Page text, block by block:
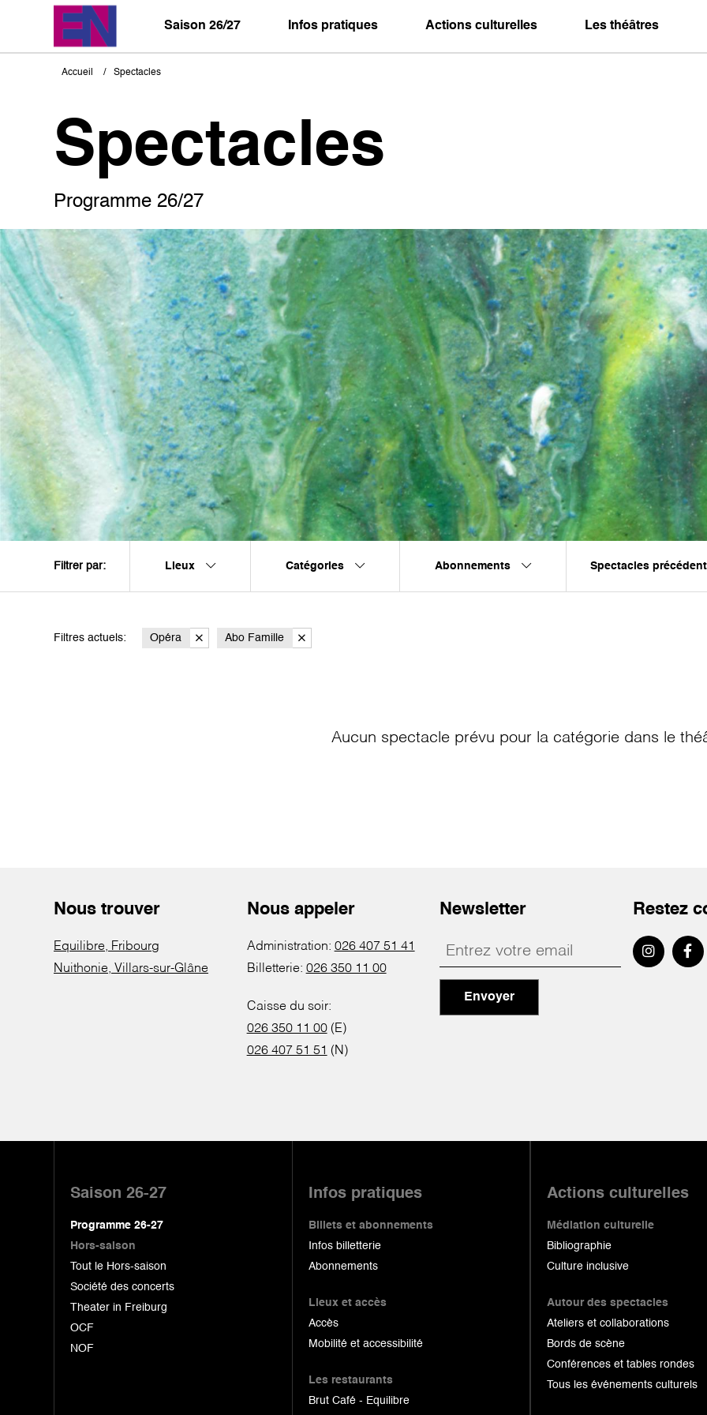
Saison 26/27 Infos pratiques Actions culturelles Les théâtres
Fil
Accueil Spectacles
Spectacles
Programme 26/27
Filtrer par: Lieux Catégories Abonnements Spectacles
Filtres actuels: Opéra Abo Famille
Aucun spectacle prévu pour la catégorie dans le
Nous trouver
Equilibre, Fribourg
Nuithonie, Villars-sur-Glâne
Nous appeler
Administration: 026 407 51 41
Billetterie: 026 350 11 00
Caisse du soir:
026 350 11 00(E)
026 407 51 51 (N)
Newsletter
Envoyer
Restez
Saison 26-27
Programme 26-27
Hors-saison
Tout le Hors-saison
Société des concerts
Theater in Freiburg
OCF
NOF
Infos pratiques
Billets et abonnements
Infos billetterie
Abonnements
Lieux et accès
Accès
Mobilité et accessibilité
Les restaurants
Brut Café - Equilibre
Actions culturelles
Médiation culturelle
Bibliographie
Culture inclusive
Autour des spectacles
Ateliers et collaborations
Bords de scène
Conférences et tables rondes
Tous les événements culturels